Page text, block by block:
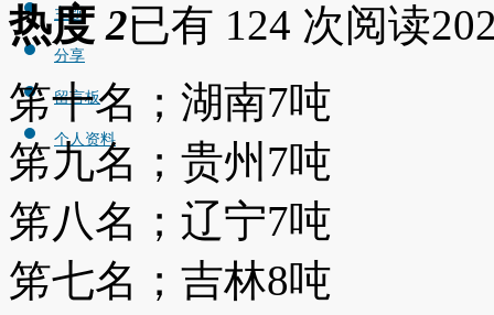
主题
分享
留言板
个人资料
热度2已有 124 次阅读
笫十名；湖南7吨
笫九名；贵州7吨
笫八名；辽宁7吨
笫七名；吉林8吨